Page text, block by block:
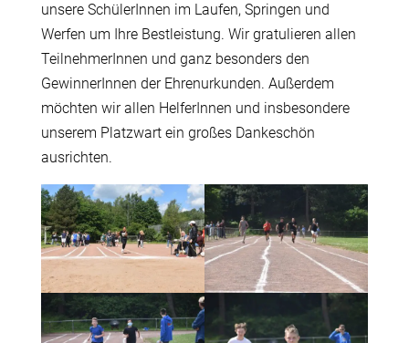
unsere SchülerInnen im Laufen, Springen und
Werfen um Ihre Bestleistung. Wir gratulieren allen
TeilnehmerInnen und ganz besonders den
GewinnerInnen der Ehrenurkunden. Außerdem
möchten wir allen HelferInnen und insbesondere
unserem Platzwart ein großes Dankeschön
ausrichten.